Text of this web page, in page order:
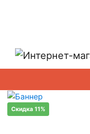
Скидка 11%